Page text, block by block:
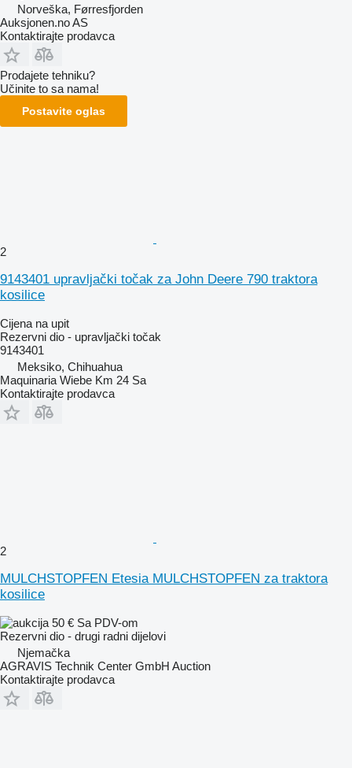
Norveška, Førresfjorden
Auksjonen.no AS
Kontaktirajte prodavca
Prodajete tehniku?
Učinite to sa nama!
Postavite oglas
2
9143401 upravljački točak za John Deere 790 traktora
kosilice
Cijena na upit
Rezervni dio - upravljački točak
9143401
Meksiko, Chihuahua
Maquinaria Wiebe Km 24 Sa
Kontaktirajte prodavca
2
MULCHSTOPFEN Etesia MULCHSTOPFEN za traktora
kosilice
50 € Sa PDV-om
Rezervni dio - drugi radni dijelovi
Njemačka
AGRAVIS Technik Center GmbH Auction
Kontaktirajte prodavca